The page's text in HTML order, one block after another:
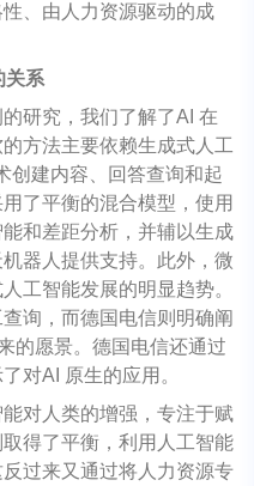
、由人力资源驱动的成
关系
研究，我们了解了AI 在
方法主要依赖生成式人工
创建内容、回答查询和起
了平衡的混合模型，使用
和差距分析，并辅以生成
器人提供支持。此外，微
工智能发展的明显趋势。
询，而德国电信则明确阐
的愿景。德国电信还通过
对AI 原生的应用。
对人类的增强，专注于赋
得了平衡，利用人工智能
过来又通过将人力资源专